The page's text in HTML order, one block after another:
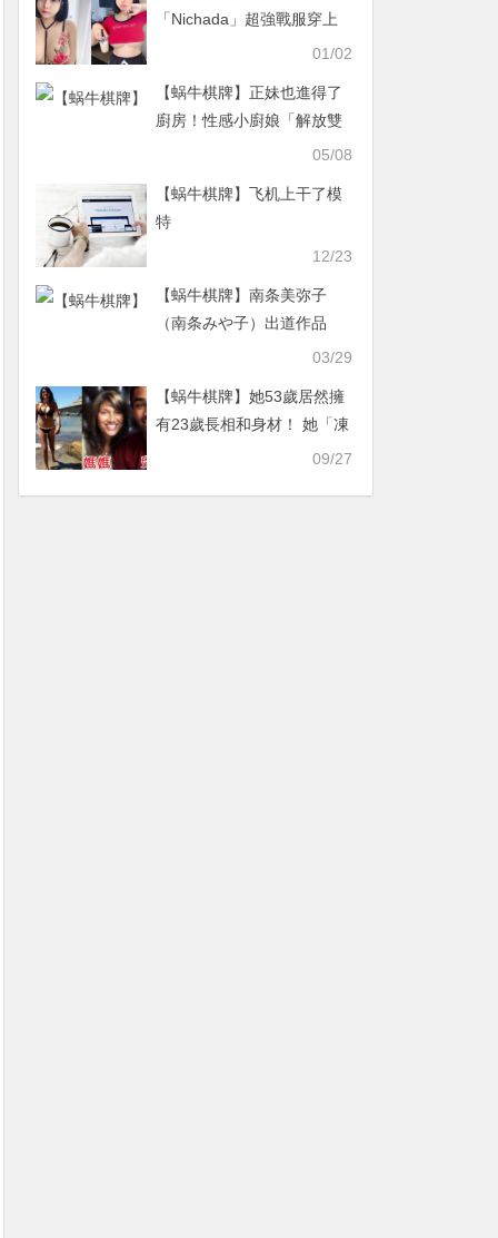
「Nichada」超強戰服穿上
身 渾圓大奶球幾乎無遮01/02
【蜗牛棋牌】正妹也進得了
廚房！性感小廚娘「解放雙
峰」畫面好危險！想娶回家
05/08
【蜗牛棋牌】飞机上干了模
特
12/23
【蜗牛棋牌】南条美弥子
（南条みや子）出道作品
DTT-100介绍及生活照鉴赏
03/29
【蜗牛棋牌】她53歲居然擁
有23歲長相和身材！ 她「凍
齡30年」的秘密武器竟然09/27